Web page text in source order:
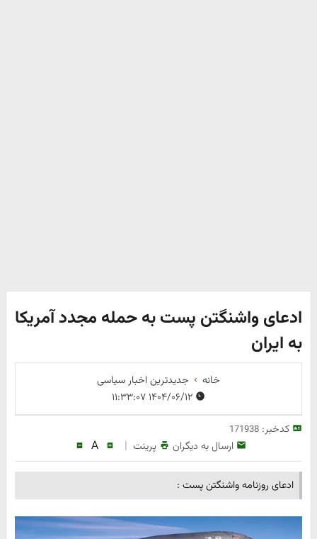
ادعای واشنگتن پست به حمله مجدد آمریکا
به ایران
خانه
جدیدترین اخبار سیاسی
۱۴۰۴/۰۶/۱۲ ۱۱:۳۳:۰۷
کدخبر:171938
ارسال به دیگران پرینت |
A
ادعای روزنامه واشنگتن پست :